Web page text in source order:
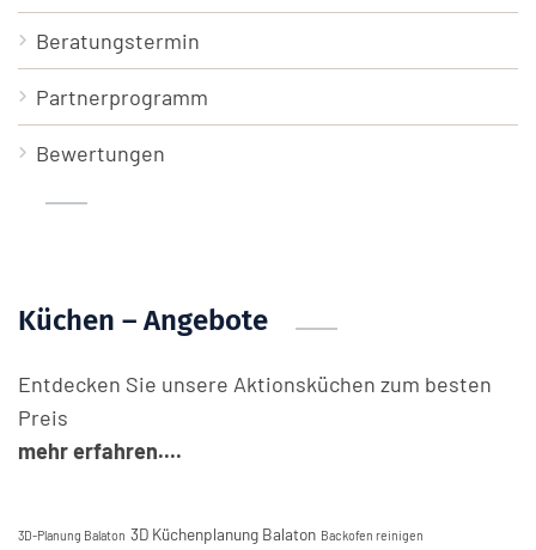
Beratungstermin
Partnerprogramm
Bewertungen
Küchen – Angebote
Entdecken Sie unsere Aktionsküchen zum besten
Preis
mehr erfahren....
3D-Planung Balaton 3D Küchenplanung Balaton Backofen reinigen